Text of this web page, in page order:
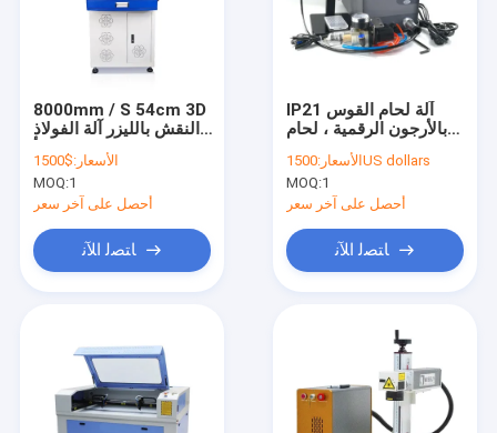
8000mm / S 54cm 3D
النقش بالليزر آلة الفولاذ
المقاوم للصدأ
الأسعار:$1500
MOQ:1
أحصل على آخر سعر
ﺎﺘﺼﻟ ﺍﻶﻧ
IP21 آلة لحام القوس
بالأرجون الرقمية ، لحام
الأسعار:1500US dollars
MOQ:1
أحصل على آخر سعر
ﺎﺘﺼﻟ ﺍﻶﻧ